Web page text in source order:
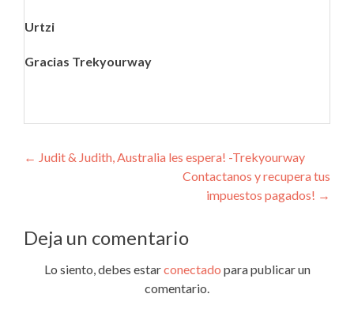
Urtzi
Gracias Trekyourway
Navegación de entradas
←
Judit & Judith, Australia les espera!‏ -Trekyourway
Contactanos y recupera tus
impuestos pagados! →
Deja un comentario
Lo siento, debes estarconectado para publicar un
comentario.